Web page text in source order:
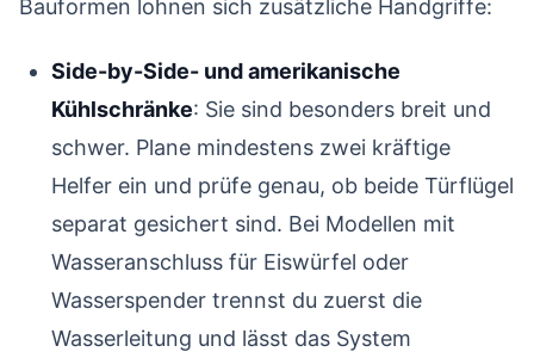
Bauformen lohnen sich zusätzliche Handgriffe:
Side-by-Side- und amerikanische
Kühlschränke: Sie sind besonders breit und
schwer. Plane mindestens zwei kräftige
Helfer ein und prüfe genau, ob beide Türflügel
separat gesichert sind. Bei Modellen mit
Wasseranschluss für Eiswürfel oder
Wasserspender trennst du zuerst die
Wasserleitung und lässt das System